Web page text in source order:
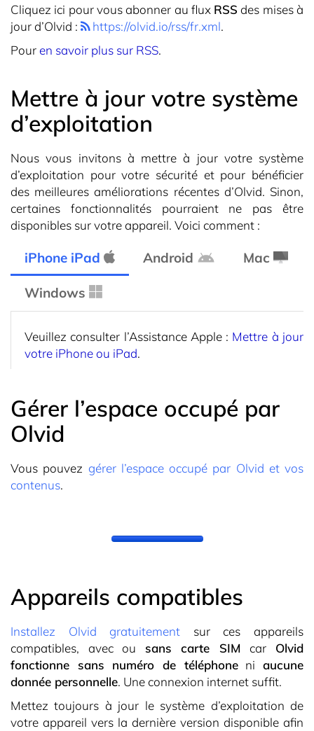
Cliquez ici pour vous abonner au flux RSS des mises à
jour d’Olvid :
https://olvid.io/rss/fr.xml.
Pouren savoir plus sur RSS.
Mettre à jour votre système
d’exploitation
Nous vous invitons à mettre à jour votre système
d’exploitation pour votre sécurité et pour bénéficier
des meilleures améliorations récentes d’Olvid. Sinon,
certaines fonctionnalités pourraient ne pas être
disponibles sur votre appareil. Voici comment :
iPhone iPad Android Mac
Windows
Veuillez consulter l’Assistance Apple : Mettre à jour
votre iPhone ou iPad.
Gérer l’espace occupé par
Olvid
Vous pouvez gérer l’espace occupé par Olvid et vos
contenus.
Appareils compatibles
Installez Olvid gratuitement sur ces appareils
compatibles, avec ou sans carte SIM car Olvid
fonctionne sans numéro de téléphoneniaucune
donnée personnelle. Une connexion internet suffit.
Mettez toujours à jour le système d’exploitation de
votre appareil vers la dernière version disponible afin